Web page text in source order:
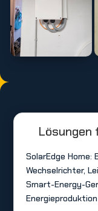
Lösungen
SolarEdge
Wechselrichter,
Smart-Energy-